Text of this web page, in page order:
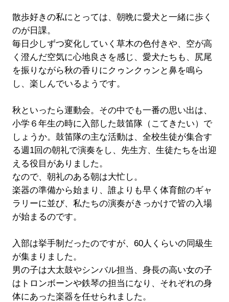
散歩好きの私にとっては、朝晩に愛犬と一緒に歩く
のが日課。
毎日少しずつ変化していく草木の色付きや、空が高
く澄んだ空気に心地良さを感じ、愛犬たちも、尻尾
を振りながら秋の香りにクゥンクゥンと鼻を鳴ら
し、楽しんでいるようです。
秋といったら運動会。その中でも一番の思い出は、
小学６年生の時に入部した鼓笛隊（こてきたい）で
しょうか。鼓笛隊の主な活動は、全校生徒が集合す
る週1回の朝礼で演奏をし、先生方、生徒たちを出迎
える役目がありました。
なので、朝礼のある朝は大忙し。
楽器の準備から始まり、誰よりも早く体育館のギャ
ラリーに並び、私たちの演奏がきっかけで皆の入場
が始まるのです。
入部は挙手制だったのですが、60人くらいの同級生
が集まりました。
男の子は大太鼓やシンバル担当、身長の高い女の子
はトロンボーンや鉄琴の担当になり、それぞれの身
体にあった楽器を任せられました。